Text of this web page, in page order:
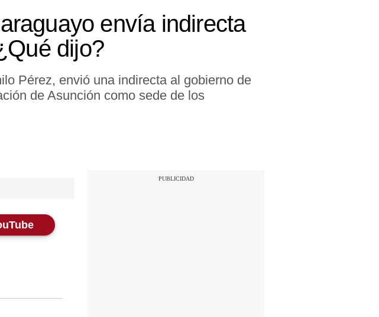
envía indirecta
dijo?
Pérez, envió una indirecta al gobierno de
de Asunción como sede de los